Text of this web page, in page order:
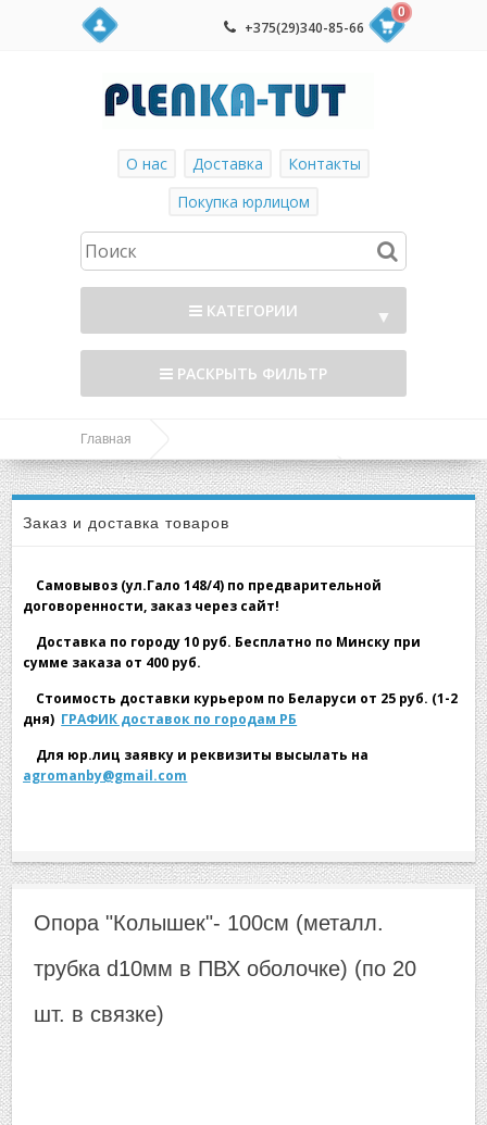
+375(29)340-85-66
0
О нас Доставка
Контакты
Покупка юрлицом
КАТЕГОРИИ ▼
РАСКРЫТЬ ФИЛЬТР
▼
Главная
Дуги, Парники и Ландшафтный дизайн
Опора "Колышек"- 100см (металл. трубка d10мм в ПВХ
Заказ и доставка товаров
Самовывоз (ул.Гало 148/4) по предварительной
договоренности, заказ через сайт!
Доставка по городу 10 руб. Бесплатно по Минску при
сумме заказа от 400 руб.
Стоимость доставки курьером по Беларуси от 25 руб. (1-2
дня) ГРАФИК доставок по городам РБ
Для юр.лиц заявку и реквизиты высылать на
agromanby@gmail.com
Опора "Колышек"- 100см (металл.
трубка d10мм в ПВХ оболочке) (по 20
шт. в связке)